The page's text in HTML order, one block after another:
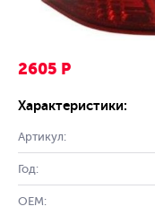
2605 Р
Характеристики:
Артикул:
Год:
OEM: